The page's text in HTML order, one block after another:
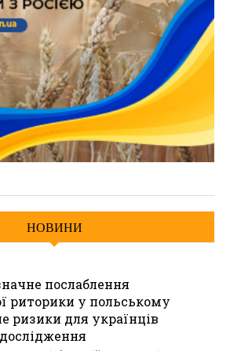
НОВИНИ
послаблення
риторики у польському
ризики для українців